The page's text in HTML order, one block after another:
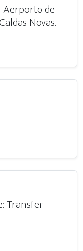
de
Novas.
Transfer